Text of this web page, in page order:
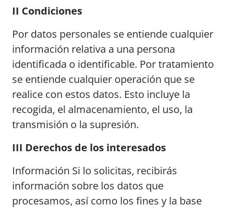
II Condiciones
Por datos personales se entiende cualquier
información relativa a una persona
identificada o identificable. Por tratamiento
se entiende cualquier operación que se
realice con estos datos. Esto incluye la
recogida, el almacenamiento, el uso, la
transmisión o la supresión.
III Derechos de los interesados
Información Si lo solicitas, recibirás
información sobre los datos que
procesamos, así como los fines y la base